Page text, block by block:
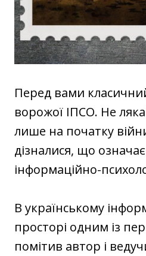
Перед вами
ворожої ІПСО. Не
лише на початку
дізналися, що
інформаційно-
В українському
просторі одним із
помітив автор і